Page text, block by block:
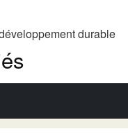
durable